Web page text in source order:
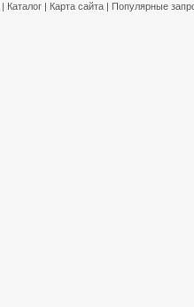
| Каталог | Карта сайта | Популярные